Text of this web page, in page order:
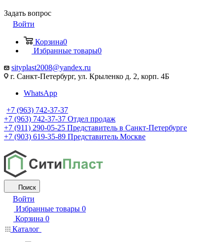
Задать вопрос
Войти
Корзина0
Избранные товары0
sityplast2008@yandex.ru
г. Санкт-Петербург, ул. Крыленко д. 2, корп. 4Б
WhatsApp
+7 (963) 742-37-37
+7 (963) 742-37-37 Отдел продаж
+7 (911) 290-05-25 Представитель в Санкт-Петербурге
+7 (903) 619-35-89 Представитель Москве
Поиск
Войти
Избранные товары 0
Корзина 0
Каталог